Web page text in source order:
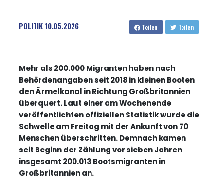
POLITIK10.05.2026 Teilen Teilen
Mehr als 200.000 Migranten haben nach
Behördenangaben seit 2018 in kleinen Booten
den Ärmelkanal in Richtung Großbritannien
überquert. Laut einer am Wochenende
veröffentlichten offiziellen Statistik wurde die
Schwelle am Freitag mit der Ankunft von 70
Menschen überschritten. Demnach kamen
seit Beginn der Zählung vor sieben Jahren
insgesamt 200.013 Bootsmigranten in
Großbritannien an.